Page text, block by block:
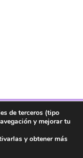
RSS
Linkedin
de terceros (tipo
y mejorar tu
y obtener más